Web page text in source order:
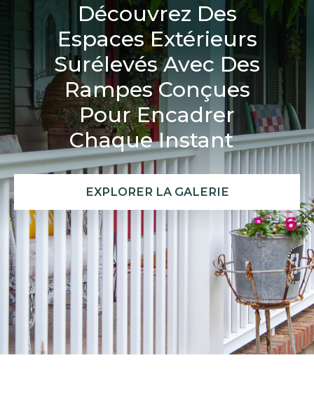
Découvrez Des
Espaces Extérieurs
Surélevés Avec Des
Rampes Conçues
Pour Encadrer
Chaque Instant
EXPLORER LA GALERIE